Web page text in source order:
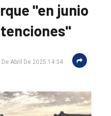
"en junio
Abril De 2025 14:34